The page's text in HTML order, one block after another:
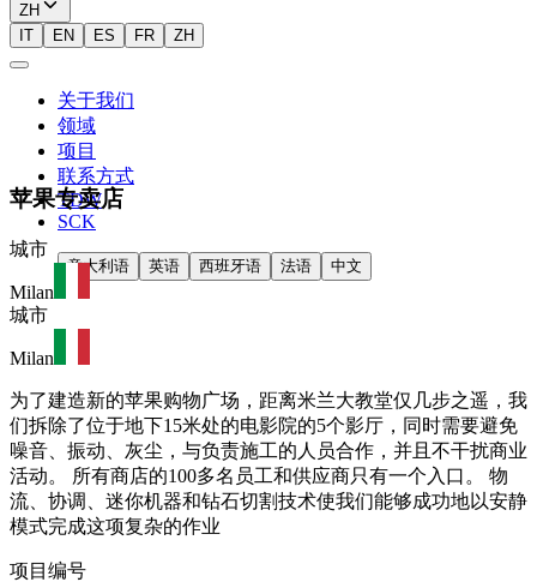
ZH
IT
EN ES FR ZH
关于我们
领域
项目
联系方式
TDW
SCK
意大利语 英语 西班牙语 法语 中文
苹果专卖店
城市
Milan
城市
Milan
为了建造新的苹果购物广场，距离米兰大教堂仅几步之遥，我
们拆除了位于地下15米处的电影院的5个影厅，同时需要避免
噪音、振动、灰尘，与负责施工的人员合作，并且不干扰商业
活动。 所有商店的100多名员工和供应商只有一个入口。 物
流、协调、迷你机器和钻石切割技术使我们能够成功地以安静
模式完成这项复杂的作业
项目编号